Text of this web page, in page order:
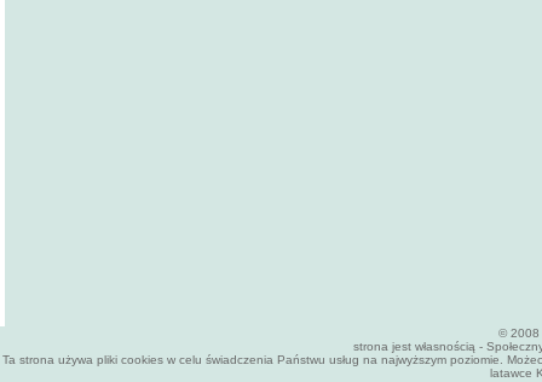
© 2008
strona jest własnością -
Ta strona używa pliki cookies w celu świadczenia Państwu usług na najwyższym poziomie.
latawce